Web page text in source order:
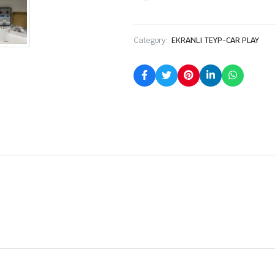
Category: EKRANLI TEYP-CAR PLAY